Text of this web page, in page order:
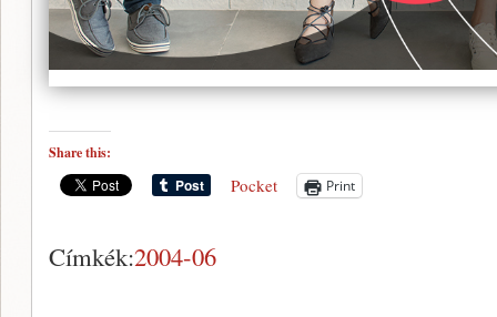
Share this:
Pocket Print
Címkék:2004-06